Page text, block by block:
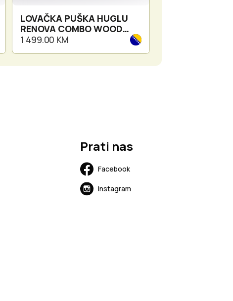
LOVAČKA PUŠKA HUGLU
RENOVA COMBO WOOD
BLACK 12/76 61CM
1 499.00 KM
Prati nas
Facebook
Instagram